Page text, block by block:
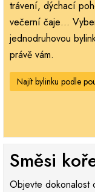
trávení, dýchací
večerní čaje…
jednodruhovou
právě vám.
Najít bylinku podle
Směsi
Objevte dokonalost